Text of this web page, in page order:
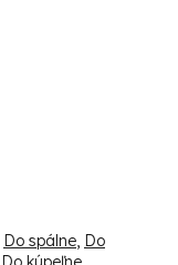
Do spálne, Do